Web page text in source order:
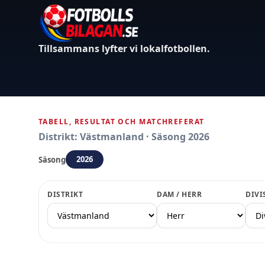
Tillsammans lyfter vi lokalfotbollen.
TABELL, RESULTAT OCH MATCHREFERAT
Distrikt: Västmanland · Säsong 2026
Säsong 2026
DISTRIKT DAM / HERR